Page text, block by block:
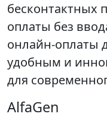
бесконтактных
оплаты без
онлайн-оплаты
удобным и
для
AlfaGen